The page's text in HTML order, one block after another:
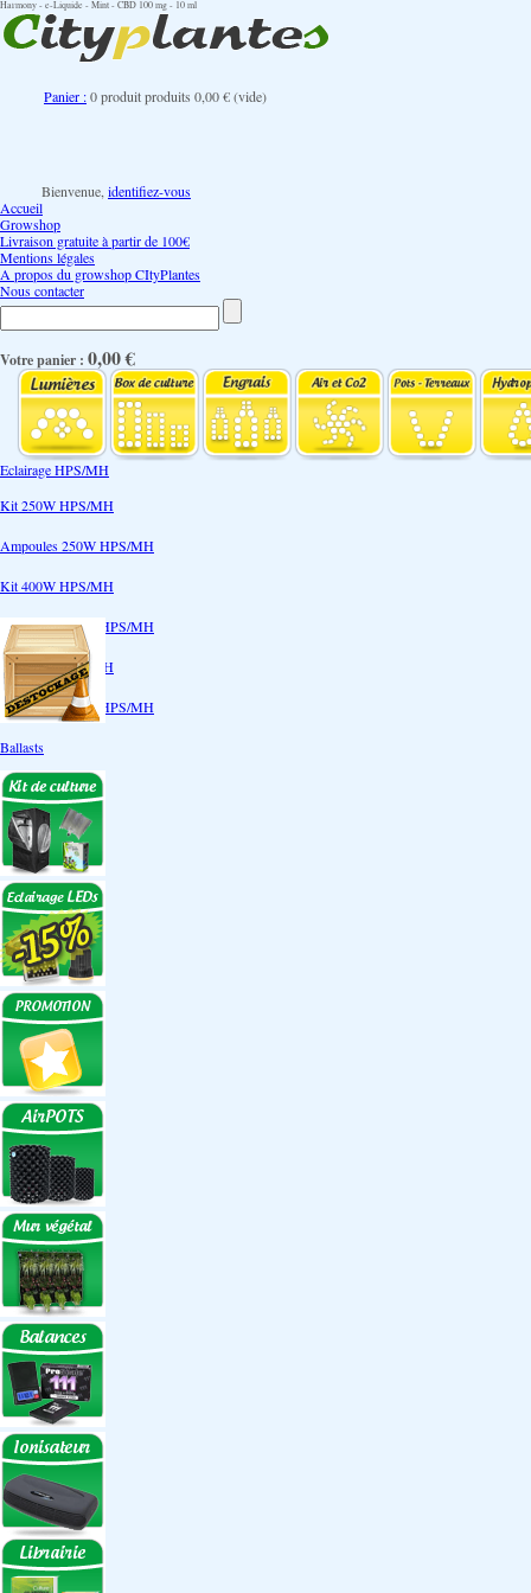
Harmony - e-Liquide - Mint - CBD 100 mg - 10 ml
Panier :0produitproduits 0,00 €(vide)
Bienvenue, identifiez-vous
Accueil
Growshop
Livraison gratuite à partir de 100€
Mentions légales
A propos du growshop CItyPlantes
Nous contacter
Votre panier : 0,00 €
Eclairage HPS/MH
Kit 250W HPS/MH
Ampoules 250W HPS/MH
Kit 400W HPS/MH
Ampoules 400W HPS/MH
Kit 600W HPS/MH
Ampoules 600W HPS/MH
Ballasts
Réflecteurs
CoolTube
Accessoires
Eclairages LEDs
Eclairages ECO
Kits ECO
Ampoules ECO
Réflecteurs ECO
Réflecteurs
Accessoires
Box Discount
Box par marque
Hortibox
Homebox
Dark Room II
GrowLab
Box par taille
Box 40 cm
Box 60 cm
Box 80-90 cm
Box 120 cm
Autres tailles Box